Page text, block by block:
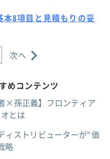
本8項目と見積もりの妥
次へ
めコンテンツ
×孫正義】フロンティア
とは
ィストリビューターが“価
略